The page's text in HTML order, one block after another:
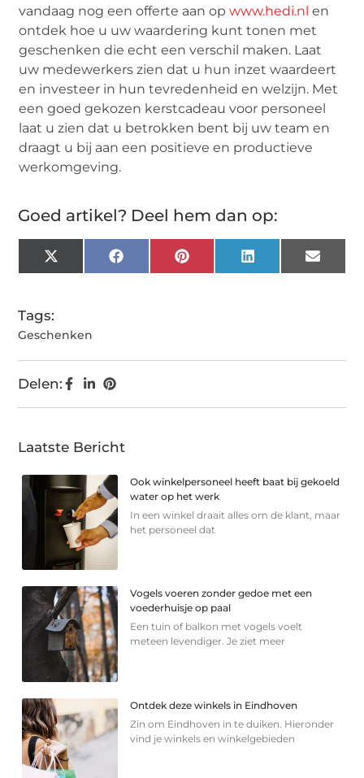
vandaag nog een offerte aan opwww.hedi.nl en
ontdek hoe u uw waardering kunt tonen met
geschenken die echt een verschil maken. Laat
uw medewerkers zien dat u hun inzet waardeert
en investeer in hun tevredenheid en welzijn. Met
een goed gekozen kerstcadeau voor personeel
laat u zien dat u betrokken bent bij uw team en
draagt u bij aan een positieve en productieve
werkomgeving.
Goed artikel? Deel hem dan op:
X
(Twitter)
FacebookPinterest LinkedIn Email
Tags:
Geschenken
Delen:
Laatste Bericht
Ook winkelpersoneel heeft baat bij gekoeld
water op het werk
In een winkel draait alles om de klant, maar
het personeel dat
Vogels voeren zonder gedoe met een
voederhuisje op paal
Een tuin of balkon met vogels voelt
meteen levendiger. Je ziet meer
Ontdek deze winkels in Eindhoven
Zin om Eindhoven in te duiken. Hieronder
vind je winkels en winkelgebieden